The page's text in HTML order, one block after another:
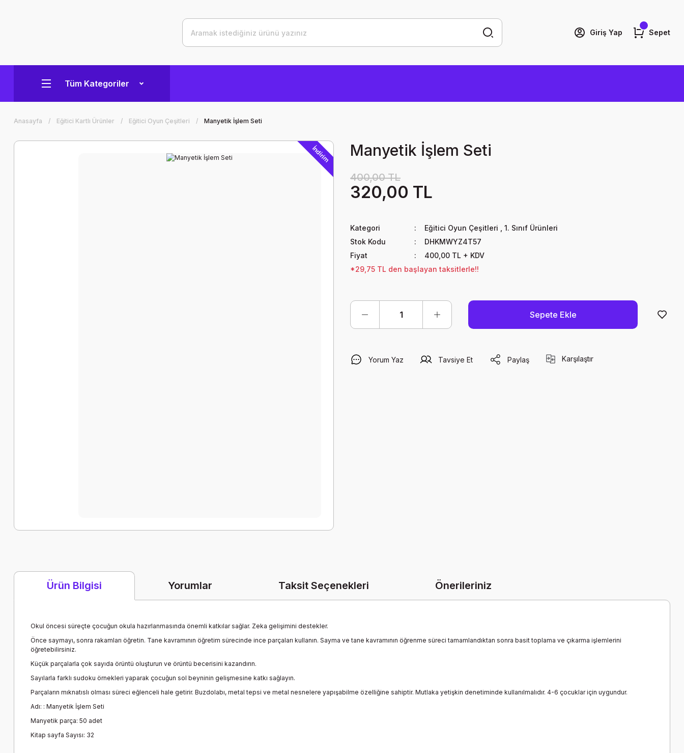
Giriş Yap Sepet
Tüm Kategoriler
Anasayfa Eğitici Kartlı Ürünler Eğitici Oyun Çeşitleri Manyetik İşlem Seti
İndirim Manyetik İşlem Seti
400,00 TL
320,00 TL
Kategori Eğitici Oyun Çeşitleri
1. Sınıf Ürünleri
Stok Kodu
DHKMWYZ4T57
Fiyat
400,00 TL + KDV
*29,75 TL den başlayan taksitlerle!!
Sepete Ekle
Yorum Yaz Tavsiye Et Paylaş Karşılaştır
Ürün Bilgisi Yorumlar Taksit Seçenekleri Önerileriniz
Okul öncesi süreçte çocuğun okula hazırlanmasında önemli katkılar sağlar. Zeka gelişimini destekler.
Önce saymayı, sonra rakamları öğretin. Tane kavramının öğretim sürecinde ince parçaları kullanın. Sayma ve tane kavramının öğrenme süreci tamamlandıktan sonra basit toplama ve çıkarma işlemlerini
öğretebilirsiniz.
Küçük parçalarla çok sayıda örüntü oluşturun ve örüntü becerisini kazandırın.
Sayılarla farklı sudoku örnekleri yaparak çocuğun sol beyninin gelişmesine katkı sağlayın.
Parçaların mıknatıslı olması süreci eğlenceli hale getirir. Buzdolabı, metal tepsi ve metal nesnelere yapışabilme özelliğine sahiptir. Mutlaka yetişkin denetiminde kullanılmalıdır. 4-6 çocuklar için uygundur.
Adı: : Manyetik İşlem Seti
Manyetik parça: 50 adet
Kitap sayfa Sayısı: 32